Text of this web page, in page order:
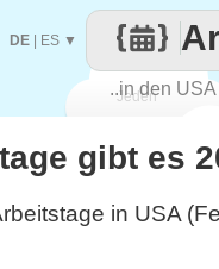
Jeden
..in den USA
DE ES ▼
gibt es
in USA